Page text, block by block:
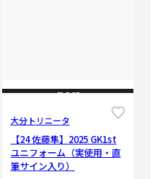
CLOSE
大分トリニータ
【24 佐藤隼】2025 GK1st
ユニフォーム（実使用・直
筆サイン入り）